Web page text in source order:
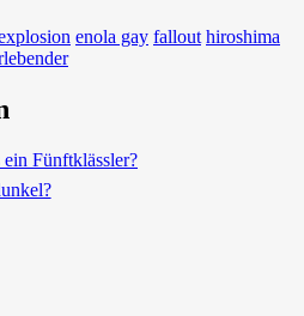
enola gay fallout hiroshima
Fünftklässler?